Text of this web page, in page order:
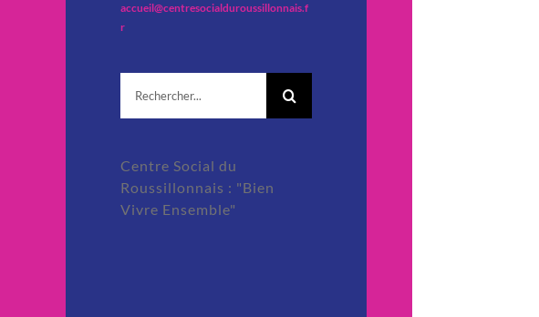
accueil@centresocialduroussillonnais.f
r
Centre Social du
Roussillonnais : "Bien
Vivre Ensemble"